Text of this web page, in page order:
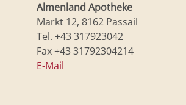
Almenland Apotheke
Markt 12, 8162 Passail
Tel. +43 317923042
Fax +43 31792304214
E-Mail